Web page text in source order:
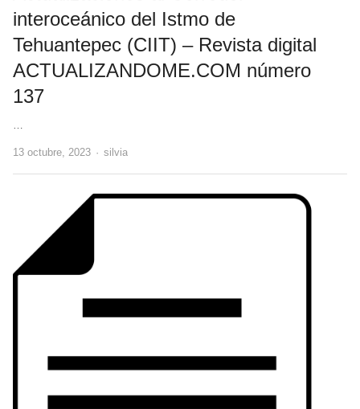
interoceánico del Istmo de
Tehuantepec (CIIT) – Revista digital
ACTUALIZANDOME.COM número
137
13 octubre, 2023 Author
silvia